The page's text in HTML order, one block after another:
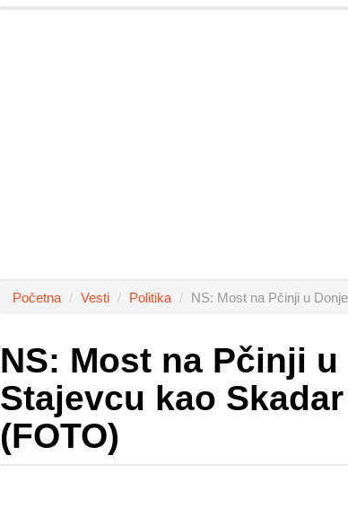
Početna Vesti Politika NS: Most na Pčinji u
NS: Most na Pčinji u
Stajevcu kao
(FOTO)